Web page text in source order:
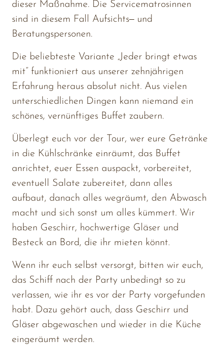
dieser Maßnahme. Die
sind in diesem Fall Aufsichts‒
Beratungspersonen.
Die beliebteste Variante „Jeder bringt
mit“ funktioniert aus unserer
Erfahrung heraus absolut nicht. Aus
unterschiedlichen Dingen kann niemand
schönes, vernünftiges Buffet zaubern.
Überlegt euch vor der Tour, wer eure
in die Kühlschränke einräumt, das
anrichtet, euer Essen auspackt,
eventuell Salate zubereitet, dann
aufbaut, danach alles wegräumt, den
macht und sich sonst um alles kümmert.
haben Geschirr, hochwertige Gläser
Besteck an Bord, die ihr mieten könnt.
Wenn ihr euch selbst versorgt, bitten wir
das Schiff nach der Party unbedingt so
verlassen, wie ihr es vor der Party
habt. Dazu gehört auch, dass Geschirr
Gläser abgewaschen und wieder in die
eingeräumt werden.